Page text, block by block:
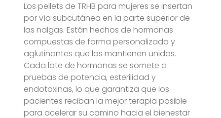
Los pellets de TRHB para mujeres se insertan
por vía subcutánea en la parte superior de
las nalgas. Están hechos de hormonas
compuestas de forma personalizada y
aglutinantes que las mantienen unidas.
Cada lote de hormonas se somete a
pruebas de potencia, esterilidad y
endotoxinas, lo que garantiza que los
pacientes reciban la mejor terapia posible
para acelerar su camino hacia el bienestar